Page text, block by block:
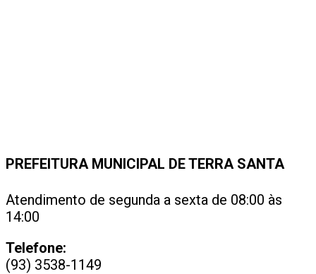
PREFEITURA MUNICIPAL DE TERRA SANTA
Atendimento de segunda a sexta de 08:00 às
14:00
Telefone:
(93) 3538-1149